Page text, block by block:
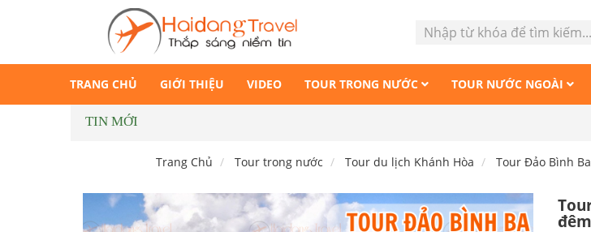
TRANG CHỦ GIỚI THIỆU VIDEO TOUR TRONG NƯỚC TOUR NƯỚC NGOÀI
TIN MỚI
Trang Chủ Tour trong nước Tour du lịch Khánh Hòa Tour Đảo Bình Ba